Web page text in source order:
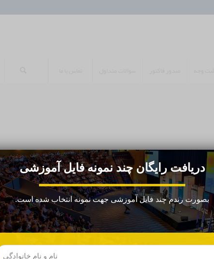
راه های تماس با ما:
بهترین راه تماس: (ایمیل)
info@wikiamoozesh.com
دریافت رایگان چند نمونه فایل آموزشی
بصورت رندم چند فایل آموزشی جهت نمونه انتخاب شده است.